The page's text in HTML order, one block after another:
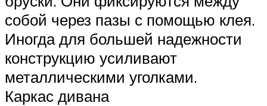
собой через пазы с помощью клея.
Иногда для большей надежности
конструкцию усиливают
металлическими уголками.
Каркас дивана